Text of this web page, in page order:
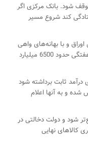
شود. بانک مرکزی اگر
کند شروع مسیر
و با بهانه‌های واهی
اتفاق افتاده باید سریعا اصلاح شده و حداقل هفتگی حدود 6500 میلیارد
ثابت برداشته شود
و به آنها اعلام
شود و دولت دخالتی در
کالاهای نهایی